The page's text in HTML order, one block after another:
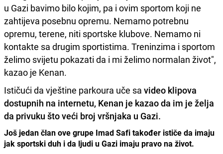
u Gazi bavimo bilo kojim, pa i ovim sportom koji ne
zahtijeva posebnu opremu. Nemamo potrebnu
opremu, terene, niti sportske klubove. Nemamo ni
kontakte sa drugim sportistima. Treninzima i sportom
želimo svijetu pokazati da i mi želimo normalan život",
kazao je Kenan.
Ističući da vještine parkoura uče sa video klipova
dostupnih na internetu, Kenan je kazao da im je želja
da privuku što veći broj vršnjaka u Gazi.
Još jedan član ove grupe Imad Safi također ističe da imaju
jak sportski duh i da ljudi u Gazi imaju pravo na život.